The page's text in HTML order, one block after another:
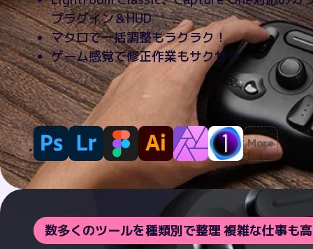
プラグイン＆HUD
マクロで一括調整もラクラク！
ゲーム感覚で修正作業もサクサク
More
数多くのツールを種類別で整理 複雑な仕事も